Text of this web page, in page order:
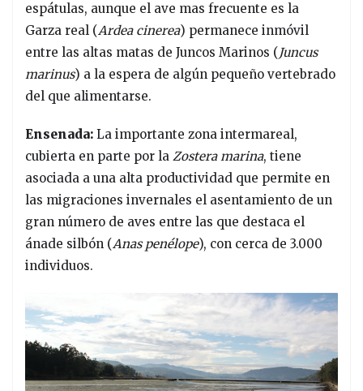
espátulas, aunque el ave mas frecuente es la
Garza real (Ardea cinerea) permanece inmóvil
entre las altas matas de Juncos Marinos ( Juncus
marinus) a la espera de algún pequeño vertebrado
del que alimentarse.
Ensenada: La importante zona intermareal,
cubierta en parte por la Zostera marina, tiene
asociada a una alta productividad que permite en
las migraciones invernales el asentamiento de un
gran número de aves entre las que destaca el
ánade silbón (Anas penélope), con cerca de 3.000
individuos.